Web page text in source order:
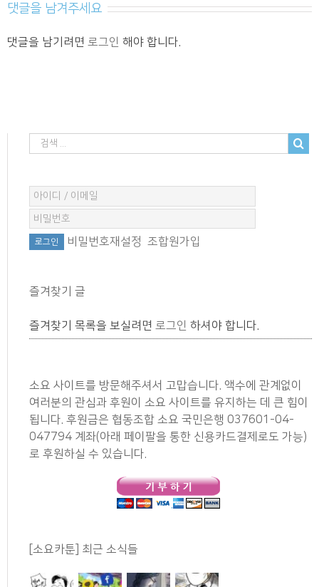
댓글을 남겨주세요
댓글을 남기려면 로그인 해야 합니다.
비밀번호재설정 조합원가입
즐겨찾기 글
즐겨찾기 목록을 보실려면 로그인 하셔야 합니다.
소요 사이트를 방문해주셔서 고맙습니다. 액수에 관계없이
여러분의 관심과 후원이 소요 사이트를 유지하는 데 큰 힘이
됩니다. 후원금은 협동조합 소요 국민은행 037601-04-
047794 계좌(아래 페이팔을 통한 신용카드결제로도 가능)
로 후원하실 수 있습니다.
[소요카툰] 최근 소식들